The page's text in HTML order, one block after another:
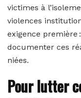
victimes à
violences
exigence première
documenter ces
niées.
Pour lutter